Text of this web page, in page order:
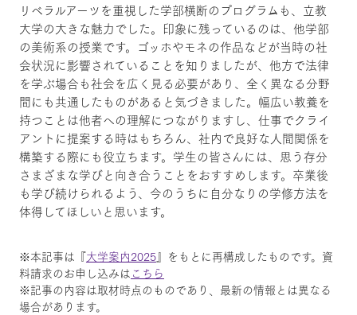
リベラルアーツを重視した学部横断のプログラムも、立教
大学の大きな魅力でした。印象に残っているのは、他学部
の美術系の授業です。ゴッホやモネの作品などが当時の社
会状況に影響されていることを知りましたが、他方で法律
を学ぶ場合も社会を広く見る必要があり、全く異なる分野
間にも共通したものがあると気づきました。幅広い教養を
持つことは他者への理解につながりますし、仕事でクライ
アントに提案する時はもちろん、社内で良好な人間関係を
構築する際にも役立ちます。学生の皆さんには、思う存分
さまざまな学びと向き合うことをおすすめします。卒業後
も学び続けられるよう、今のうちに自分なりの学修方法を
体得してほしいと思います。
※本記事は『大学案内2025』をもとに再構成したものです。資
料請求のお申し込みはこちら
※記事の内容は取材時点のものであり、最新の情報とは異なる
場合があります。